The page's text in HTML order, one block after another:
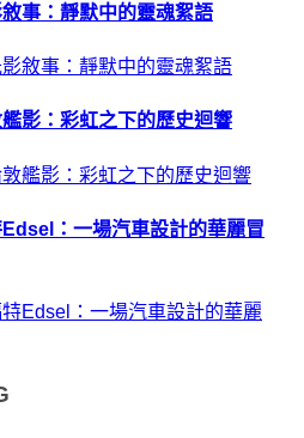
事：靜默中的靈魂絮語
影：彩虹之下的歷史迴響
Edsel：一場汽車設計的華麗冒